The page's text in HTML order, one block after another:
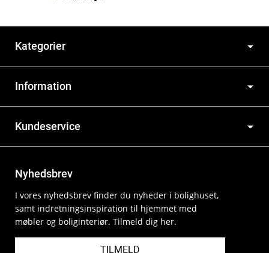
Kategorier
Information
Kundeservice
Nyhedsbrev
I vores nyhedsbrev finder du nyheder i bolighuset,
samt indretningsinspiration til hjemmet med
møbler og boliginteriør. Tilmeld dig her.
TILMELD